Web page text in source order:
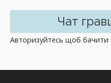
Чат
Авторизуйтесь щоб бачити